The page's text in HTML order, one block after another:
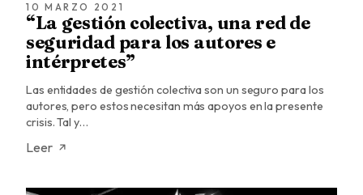
10 MARZO 2021
“La gestión colectiva, una red de
seguridad para los autores e
intérpretes”
Las entidades de gestión colectiva son un seguro para los
autores, pero estos necesitan más apoyos en la presente
crisis. Tal y…
Leer